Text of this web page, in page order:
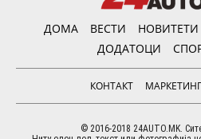
ДОМА ВЕСТИ НОВИТЕТИ
ДОДАТОЦИ
КОНТАКТ МАРКЕТИНГ
© 2016-2018 24AUTO.MK.